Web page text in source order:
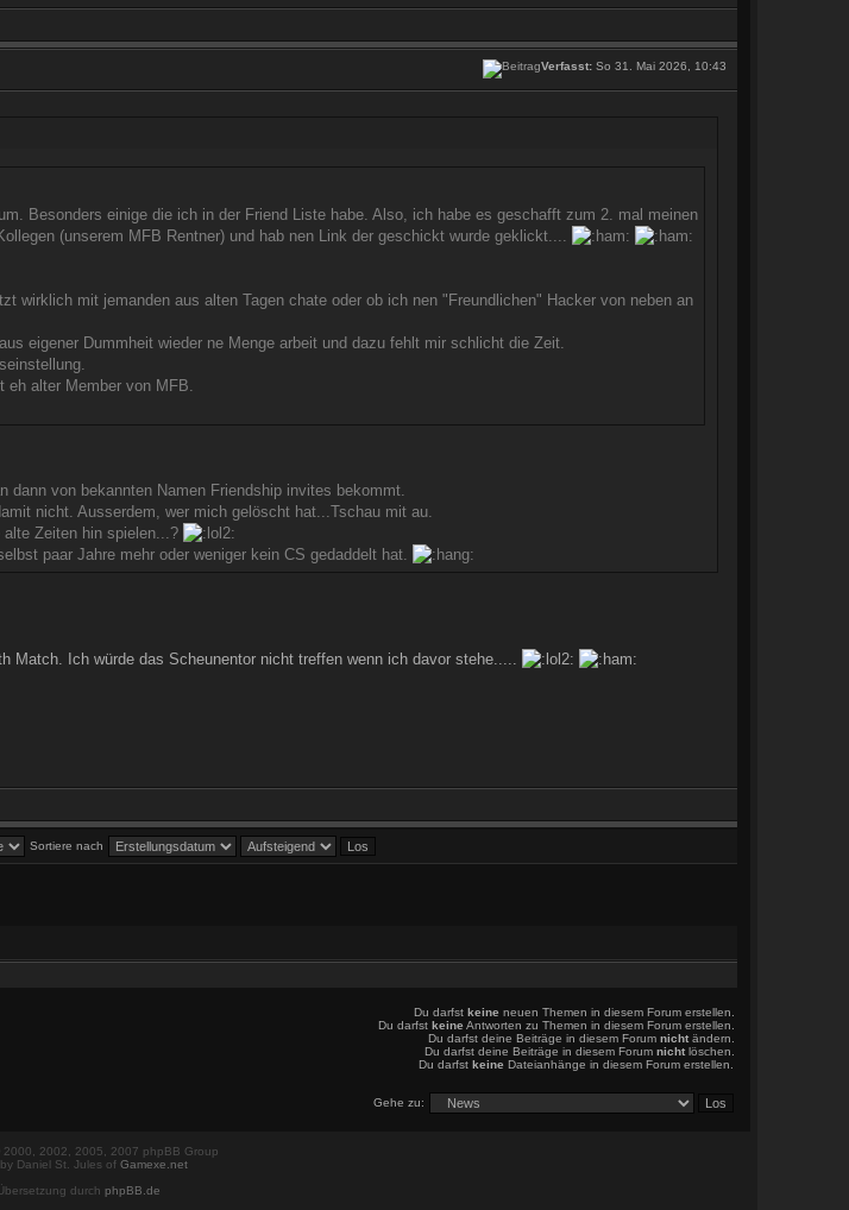
Verfasst:So 31. Mai 2026, 10:43
Besonders einige die ich in der Friend Liste habe. Also, ich habe es geschafft zum 2. mal meinen
(unserem MFB Rentner) und hab nen Link der geschickt wurde geklickt....
wirklich mit jemanden aus alten Tagen chate oder ob ich nen "Freundlichen" Hacker von neben an
eigener Dummheit wieder ne Menge arbeit und dazu fehlt mir schlicht die Zeit.
eh alter Member von MFB.
dann von bekannten Namen Friendship invites bekommt.
nicht. Ausserdem, wer mich gelöscht hat...Tschau mit au.
Zeiten hin spielen...?
paar Jahre mehr oder weniger kein CS gedaddelt hat.
Match. Ich würde das Scheunentor nicht treffen wenn ich davor stehe.....
Sortiere nach
Du darfst keine neuen Themen in diesem Forum erstellen.
Du darfst keine Antworten zu Themen in diesem Forum erstellen.
Du darfst deine Beiträge in diesem Forum nichtändern.
Du darfst deine Beiträge in diesem Forum nichtlöschen.
Du darfst keine Dateianhänge in diesem Forum erstellen.
Gehe zu:
2000, 2002, 2005, 2007 phpBB Group
Daniel St. Jules of Gamexe.net
durch phpBB.de